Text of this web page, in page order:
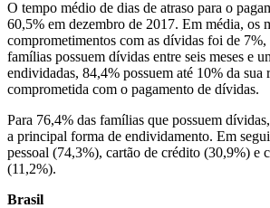
O tempo médio de dias de atraso para o
60,5% em dezembro de 2017. Em média, os
comprometimentos com as dívidas foi de 7%,
famílias possuem dívidas entre seis meses e
endividadas, 84,4% possuem até 10% da sua
comprometida com o pagamento de dívidas.
Para 76,4% das famílias que possuem
a principal forma de endividamento. Em
pessoal (74,3%), cartão de crédito (30,9%) e
(11,2%).
Brasil